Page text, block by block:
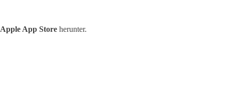
Apple App Store herunter.